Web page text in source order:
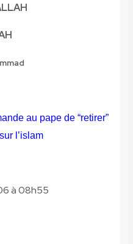
au pape de “retirer”
l’islam
à08h55